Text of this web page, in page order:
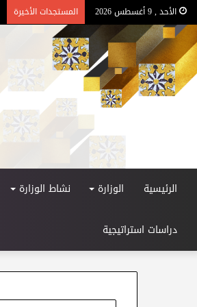
الأحد , 9 أغسطس 2026 المستجدات الأخيرة
الرئيسية الوزارة نشاط الوزارة
دراسات استراتيجية